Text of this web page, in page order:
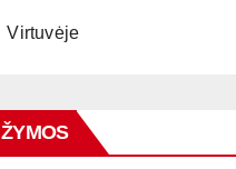
Virtuvėje
ŽYMOS